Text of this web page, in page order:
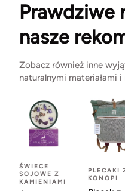
Prawdziwe
nasze
Zobacz również inne
naturalnymi materiałami i
ŚWIECE
SOJOWE Z
KAMIENIAMI
PLECAKI
KONOPI